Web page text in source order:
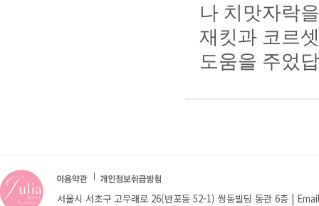
나 치맛자락
재킷과 코르
도움을 주었
서울시 서초구 고무래로 26(반포동 52-1) 쌍동빌딩 동관 6층 |